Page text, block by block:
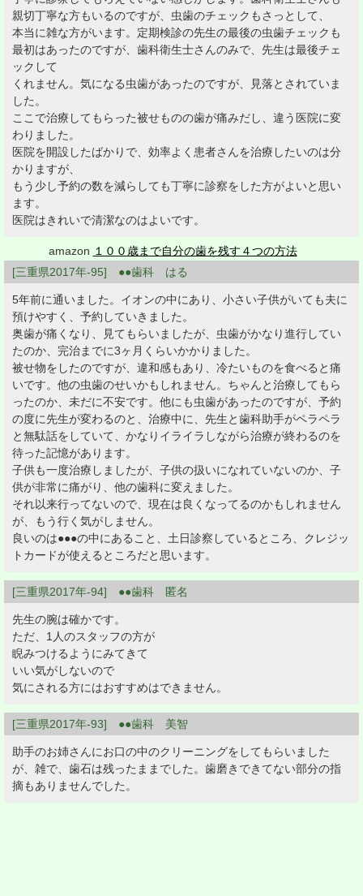
親切丁寧な方もいるのですが、虫歯のチェックもさっとして、
本当に雑な方がいます。定期検診の先生の最後の虫歯チェックも
最初はあったのですが、歯科衛生士さんのみで、先生は最後チェ
ックして
くれません。気になる虫歯があったのですが、見落とされていま
した。
ここで治療してもらった被せものの歯が痛みだし、違う医院に変
わりました。
医院を開設したばかりで、効率よく患者さんを治療したいのは分
かりますが、
もう少し予約の数を減らしても丁寧に診察をした方がよいと思い
ます。
医院はきれいで清潔なのはよいです。
amazon １００歳まで自分の歯を残す４つの方法
[三重県2017年-95] ●●歯科 はる
5年前に通いました。イオンの中にあり、小さい子供がいても夫に
預けやすく、予約していきました。
奥歯が痛くなり、見てもらいましたが、虫歯がかなり進行してい
たのか、完治までに3ヶ月くらいかかりました。
被せ物をしたのですが、違和感もあり、冷たいものを食べると痛
いです。他の虫歯のせいかもしれません。ちゃんと治療してもら
ったのか、未だに不安です。他にも虫歯があったのですが、予約
の度に先生が変わるのと、治療中に、先生と歯科助手がペラペラ
と無駄話をしていて、かなりイライラしながら治療が終わるのを
待った記憶があります。
子供も一度治療しましたが、子供の扱いになれていないのか、子
供が非常に痛がり、他の歯科に変えました。
それ以来行ってないので、現在は良くなってるのかもしれません
が、もう行く気がしません。
良いのは●●●の中にあること、土日診察しているところ、クレジッ
トカードが使えるところだと思います。
[三重県2017年-94] ●●歯科 匿名
先生の腕は確かです。
ただ、1人のスタッフの方が
睨みつけるようにみてきて
いい気がしないので
気にされる方にはおすすめはできません。
[三重県2017年-93] ●●歯科 美智
助手のお姉さんにお口の中のクリーニングをしてもらいました
が、雑で、歯石は残ったままでした。歯磨きできてない部分の指
摘もありませんでした。